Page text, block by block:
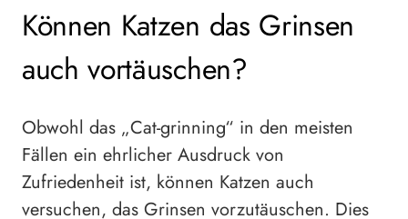
Können Katzen das Grinsen
auch vortäuschen?
Obwohl das „Cat-grinning“ in den meisten
Fällen ein ehrlicher Ausdruck von
Zufriedenheit ist, können Katzen auch
versuchen, das Grinsen vorzutäuschen. Dies